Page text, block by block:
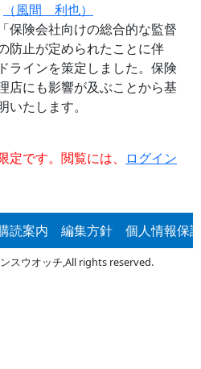
（風間 利也）
保険会社向けの総合的な監督
防止が定められたことに伴
ラインを策定しました。保険
店にも影響が及ぶことから基
たします。
です。閲覧には、
ログイン
読案内 編集方針 個人情報保
スウオッチ,All rights reserved.